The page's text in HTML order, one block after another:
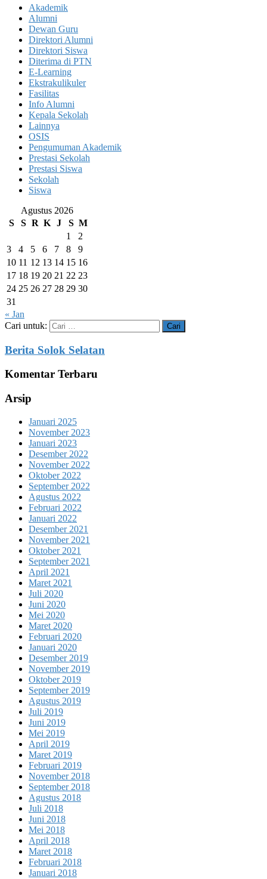
Akademik
Alumni
Dewan Guru
Direktori Alumni
Direktori Siswa
Diterima di PTN
E-Learning
Ekstrakulikuler
Fasilitas
Info Alumni
Kepala Sekolah
Lainnya
OSIS
Pengumuman Akademik
Prestasi Sekolah
Prestasi Siswa
Sekolah
Siswa
Agustus 2026
S
S R K J S M
1
2
3
4 5 6 7 8
9
10 11 12 13 14 15 16
17 18 19 20 21 22 23
24 25 26 27 28 29 30
31
« Jan
Cari untuk:
Berita Solok Selatan
Komentar Terbaru
Arsip
Januari 2025
November 2023
Januari 2023
Desember 2022
November 2022
Oktober 2022
September 2022
Agustus 2022
Februari 2022
Januari 2022
Desember 2021
November 2021
Oktober 2021
September 2021
April 2021
Maret 2021
Juli 2020
Juni 2020
Mei 2020
Maret 2020
Februari 2020
Januari 2020
Desember 2019
November 2019
Oktober 2019
September 2019
Agustus 2019
Juli 2019
Juni 2019
Mei 2019
April 2019
Maret 2019
Februari 2019
November 2018
September 2018
Agustus 2018
Juli 2018
Juni 2018
Mei 2018
April 2018
Maret 2018
Februari 2018
Januari 2018